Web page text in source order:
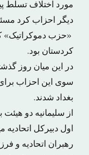
مورد اختلاف تسلط
دیگر احزاب کرد
«حزب دموکراتیک»
کردستان بود.
در این میان روز
سوی این احزاب برای
بغداد شدند.
از سلیمانیه دو
اول دبیرکل اتحادیه
رهبران اتحادیه و